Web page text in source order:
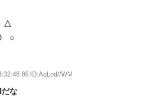
△
○
ID:AqLod//WM
だな